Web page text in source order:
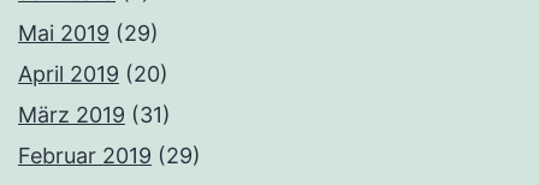
Mai 2019 (29)
April 2019 (20)
März 2019 (31)
Februar 2019 (29)